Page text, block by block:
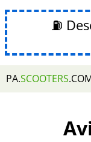
⛽
PA.SCOOTERS